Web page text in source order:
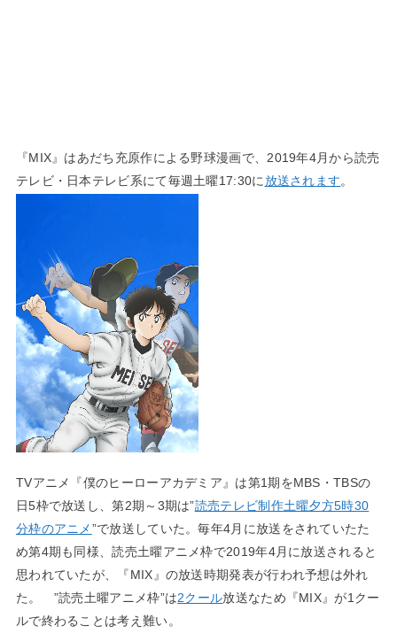
『MIX』はあだち充原作による野球漫画で、2019年4月から読売
テレビ・日本テレビ系にて毎週土曜17:30に放送されます。
TVアニメ『僕のヒーローアカデミア』は第1期をMBS・TBSの
日5枠で放送し、第2期～3期は”読売テレビ制作土曜夕方5時30
分枠のアニメ”で放送していた。毎年4月に放送をされていたた
め第4期も同様、読売土曜アニメ枠で2019年4月に放送されると
思われていたが、『MIX』の放送時期発表が行われ予想は外れ
た。 ”読売土曜アニメ枠”は2クール放送なため『MIX』が1クー
ルで終わることは考え難い。